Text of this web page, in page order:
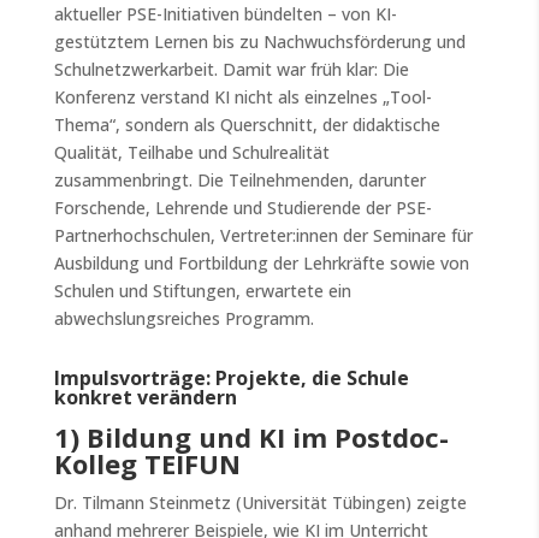
aktueller PSE-Initiativen bündelten – von KI-
gestütztem Lernen bis zu Nachwuchsförderung und
Schulnetzwerkarbeit. Damit war früh klar: Die
Konferenz verstand KI nicht als einzelnes „Tool-
Thema“, sondern als Querschnitt, der didaktische
Qualität, Teilhabe und Schulrealität
zusammenbringt. Die Teilnehmenden, darunter
Forschende, Lehrende und Studierende der PSE-
Partnerhochschulen, Vertreter:innen der Seminare für
Ausbildung und Fortbildung der Lehrkräfte sowie von
Schulen und Stiftungen, erwartete ein
abwechslungsreiches Programm.
Impulsvorträge: Projekte, die Schule
konkret verändern
1) Bildung und KI im Postdoc-
Kolleg TEIFUN
Dr. Tilmann Steinmetz (Universität Tübingen) zeigte
anhand mehrerer Beispiele, wie KI im Unterricht